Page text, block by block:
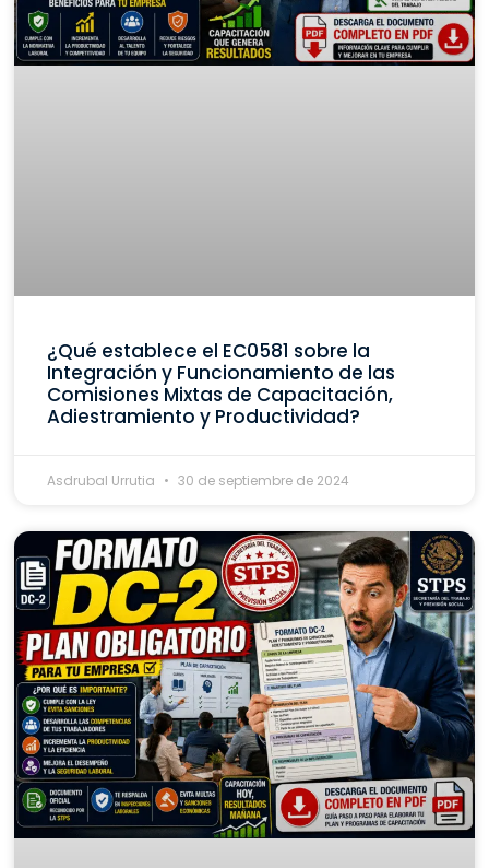
¿Qué establece el EC0581 sobre la
Integración y Funcionamiento de las
Comisiones Mixtas de Capacitación,
Adiestramiento y Productividad?
Asdrubal Urrutia 30 de septiembre de 2024